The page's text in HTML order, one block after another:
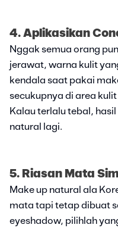
4. Aplikasikan
Nggak semua orang
jerawat, warna kulit
kendala saat pakai
secukupnya di area
Kalau terlalu tebal,
natural lagi.
5. Riasan Mata
Make up natural ala
mata tapi tetap dibuat
eyeshadow, pilihlah